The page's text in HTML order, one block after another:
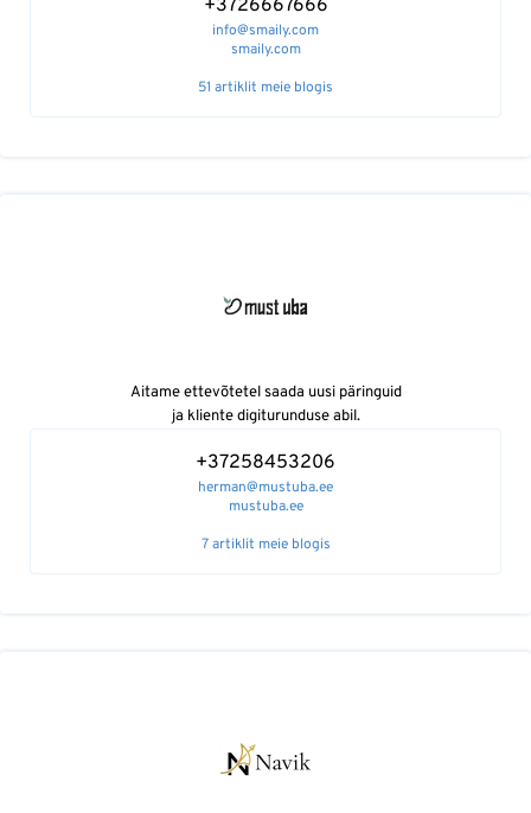
+3726667666
info@smaily.com
smaily.com
51 artiklit meie blogis
Aitame ettevõtetel saada uusi päringuid
ja kliente digiturunduse abil.
+37258453206
herman@mustuba.ee
mustuba.ee
7 artiklit meie blogis